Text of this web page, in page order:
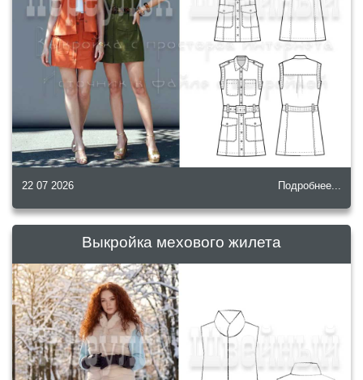
22 07 2026 Подробнее...
Выкройка мехового жилета